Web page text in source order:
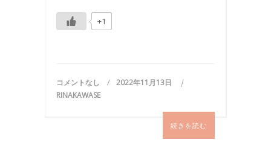
+1
コメントなし
2022年11月13日
RINAKAWASE
続きを読む